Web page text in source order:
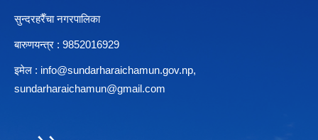
सुन्दरहरैँचा नगरपालिका
बारुणयन्त्र : 9852016929
इमेल : info@sundarharaichamun.gov.np,
sundarharaichamun@gmail.com